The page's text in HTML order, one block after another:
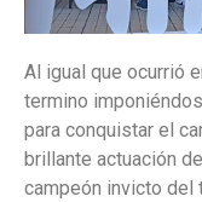
Al igual que ocurrió
termino
para conquistar el
brillante actuación
campeón invicto del